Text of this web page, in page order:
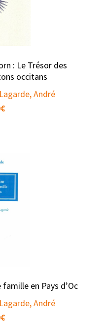
: Le Trésor des
occitans
André
€
en Pays d’Oc
André
€